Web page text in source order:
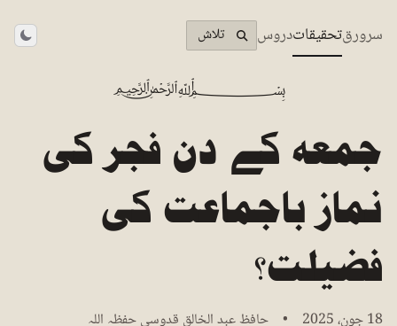
سرورقتحقیقاتدروس تلاش
﷽
جمعہ کے دن فجر کی
نماز باجماعت کی
فضیلت؟
18 جون، 2025 • حافظ عبد الخالق قدوسی حفظہ اللہ